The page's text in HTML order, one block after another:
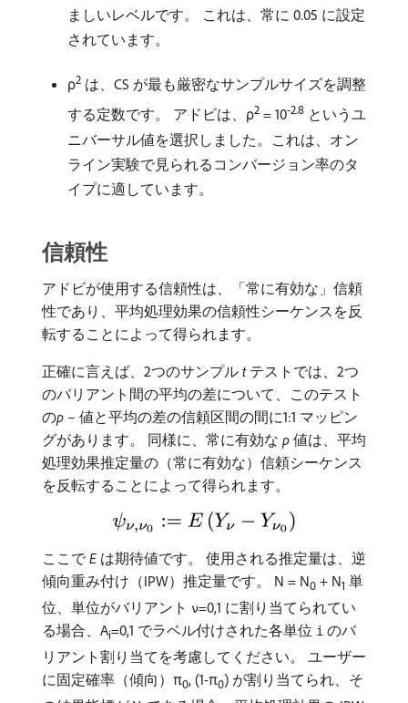
ましいレベルです。 これは、常に 0.05 に設定
されています。
ρ2 は、CS が最も厳密なサンプルサイズを調整
する定数です。 アドビは、ρ2 = 10-2.8 というユ
ニバーサル値を選択しました。これは、オン
ライン実験で見られるコンバージョン率のタ
イプに適しています。
信頼性
アドビが使用する信頼性は、「常に有効な」信頼
性であり、平均処理効果の信頼性シーケンスを反
転することによって得られます。
正確に言えば、2つのサンプル tテストでは、2つ
のバリアント間の平均の差について、このテスト
の​p – 値と平均の差の信頼区間の間に1:1 マッピン
グがあります。 同様に、常に有効な p 値は、平均
処理効果推定量の（常に有効な）信頼シーケンス
を反転することによって得られます。
ここで E は期待値です。 使用される推定量は、逆
傾向重み付け（IPW）推定量です。 N = N0 + N1 単
位、単位がバリアント ν=0,1 に割り当てられてい
る場合、Ai=0,1 でラベル付けされた各単位 i のバ
リアント割り当てを考慮してください。 ユーザー
に固定確率（傾向）π0, (1-π0) が割り当てられ、そ